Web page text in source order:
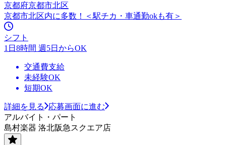
京都府京都市北区
京都市北区内に多数！＜駅チカ・車通勤okも有＞
シフト
1日8時間 週5日からOK
交通費支給
未経験OK
短期OK
詳細を見る
応募画面に進む
アルバイト・パート
島村楽器 洛北阪急スクエア店